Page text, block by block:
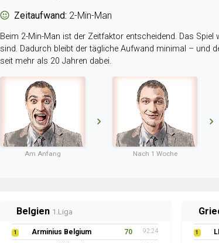
Zeitaufwand: 2-Min-Man
Beim 2-Min-Man ist der Zeitfaktor entscheidend. Das
sind. Dadurch bleibt der tägliche Aufwand minimal – und
seit mehr als 20 Jahren dabei.
Am Anfang Nach 1 Woche
Belgien 1.Liga
1 Arminius Belgium 70 92:24 1